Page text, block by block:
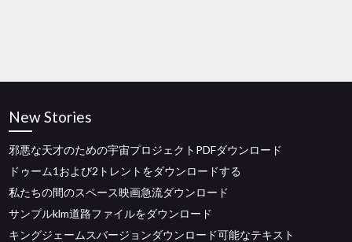
New Stories
邪悪な天才のための宇宙プロジェクトPDFダウンロード
ドゥーム1および2トレントをダウンロードする
私たちの間のスペース映画急流ダウンロード
サンプルklm道路ファイルをダウンロード
キングジェームスバージョンダウンロード可能なテキスト